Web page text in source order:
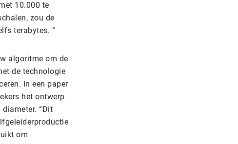
10.000 te
zou de
terabytes. “
algoritme om de
de technologie
In een paper
het ontwerp
“Dit
om